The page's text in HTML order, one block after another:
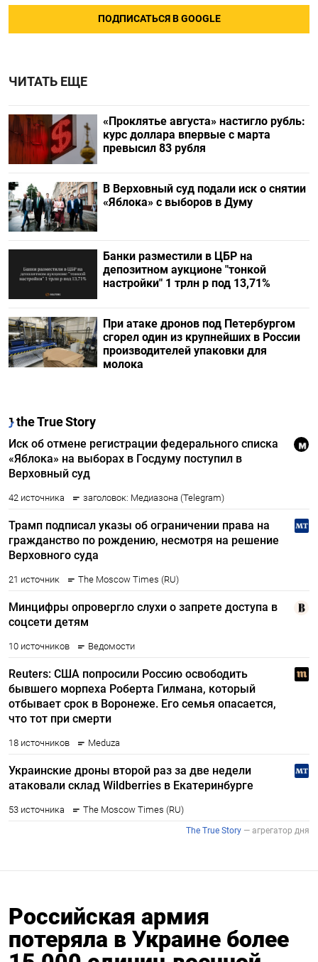
ПОДПИСАТЬСЯ В GOOGLE
ЧИТАТЬ ЕЩЕ
«Проклятье августа» настигло рубль:
курс доллара впервые с марта
превысил 83 рубля
В Верховный суд подали иск о снятии
«Яблока» с выборов в Думу
Банки разместили в ЦБР на
депозитном аукционе "тонкой
настройки" 1 трлн р под 13,71%
При атаке дронов под Петербургом
сгорел один из крупнейших в России
производителей упаковки для
молока
Российская армия
потеряла в Украине более